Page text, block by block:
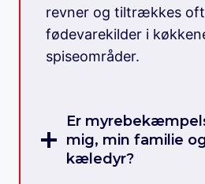
revner og tiltrækkes
fødevarekilder i
spiseområder.
Er
mig, min familie
kæledyr?